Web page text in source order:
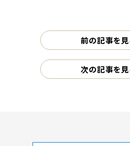
前の記事を
次の記事を見